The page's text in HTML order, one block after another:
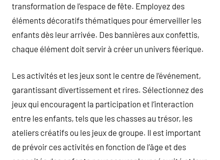
transformation de l’espace de fête. Employez des
éléments décoratifs thématiques pour émerveiller les
enfants dès leur arrivée. Des bannières aux confettis,
chaque élément doit servir à créer un univers féerique.
Les activités et les jeux sont le centre de l’événement,
garantissant divertissement et rires. Sélectionnez des
jeux qui encouragent la participation et l’interaction
entre les enfants, tels que les chasses au trésor, les
ateliers créatifs ou les jeux de groupe. Il est important
de prévoir ces activités en fonction de l’âge et des